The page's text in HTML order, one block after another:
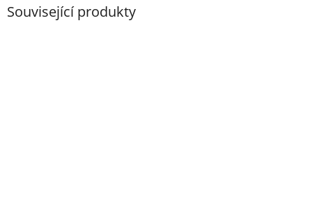
Související produkty